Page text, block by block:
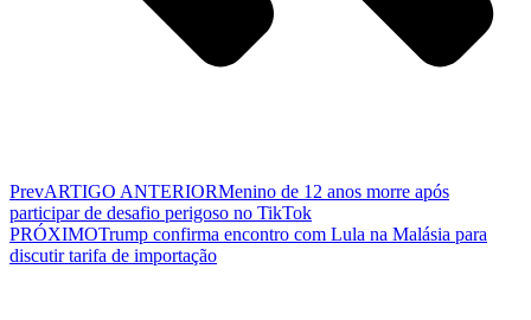
PrevARTIGO ANTERIORMenino de 12 anos morre após
participar de desafio perigoso no TikTok
PRÓXIMOTrump confirma encontro com Lula na Malásia para
discutir tarifa de importação